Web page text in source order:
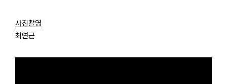
사진촬영
최연근